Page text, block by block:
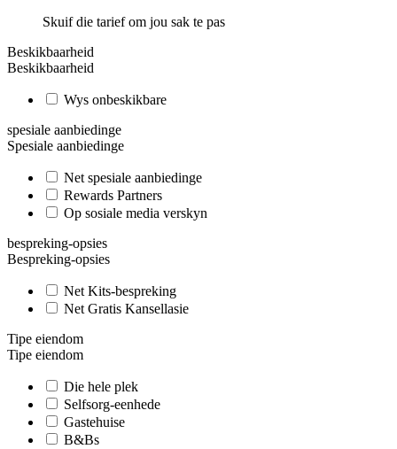
Skuif die tarief om jou sak te pas
Beskikbaarheid
Beskikbaarheid
Wys onbeskikbare
spesiale aanbiedinge
Spesiale aanbiedinge
Net spesiale aanbiedinge
Rewards Partners
Op sosiale media verskyn
bespreking-opsies
Bespreking-opsies
Net Kits-bespreking
Net Gratis Kansellasie
Tipe eiendom
Tipe eiendom
Die hele plek
Selfsorg-eenhede
Gastehuise
B&Bs